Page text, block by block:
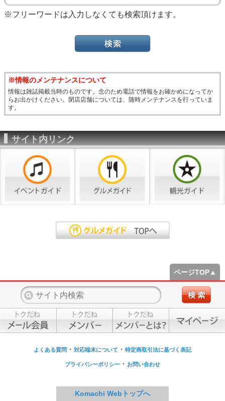
※フリーワードは入力しなくても検索頂けます。
※情報のメンテナンスについて
情報は雑誌掲載当時のものです。念のため電話で情報をお確かめになってか
らお出かけください。閉店店舗については、随時メンテナンスを行っていま
す。
サイト内リンク
ページTOP▲
よくある質問 ・ 対応端末について ・ 特定商取引法に基づく表記
プライバシーポリシー ・ お問い合わせ
Komachi Webトップへ